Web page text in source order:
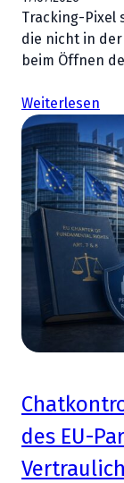
Tracking-Pixel
die nicht in
beim Öffnen
Weiterlesen
des EU-